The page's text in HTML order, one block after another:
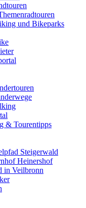
und Bikeparks
& Tourentipps
Steigerwald
Heinershof
in Veilbronn